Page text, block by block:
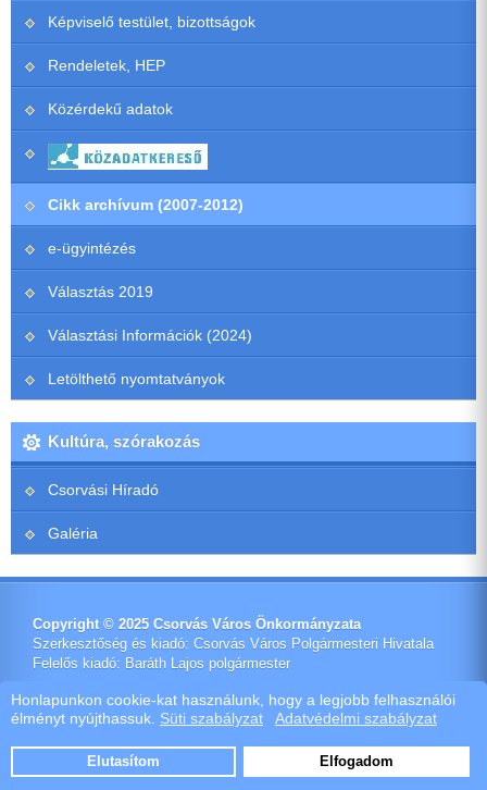
Honlapunkon cookie-kat használunk, hogy a legjobb felhasználói
élményt nyújthassuk. Süti szabályzat Adatvédelmi szabályzat
Elutasítom Elfogadom
Képviselő testület, bizottságok
Rendeletek, HEP
Közérdekű adatok
Cikk archívum (2007-2012)
e-ügyintézés
Választás 2019
Választási Információk (2024)
Letölthető nyomtatványok
Kultúra, szórakozás
Csorvási Híradó
Galéria
Copyright © 2025 Csorvás Város Önkormányzata
Szerkesztőség és kiadó: Csorvás Város Polgármesteri Hivatala
Felelős kiadó: Baráth Lajos polgármester
Impresszum
Ötletes Megoldások Kft.
Webdeisign|Webhost
Szoftver értékesítés